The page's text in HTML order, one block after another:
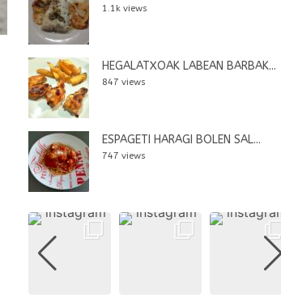
1.1k views
HEGALATXOAK LABEAN BARBAK...
847 views
ESPAGETI HARAGI BOLEN SAL...
747 views